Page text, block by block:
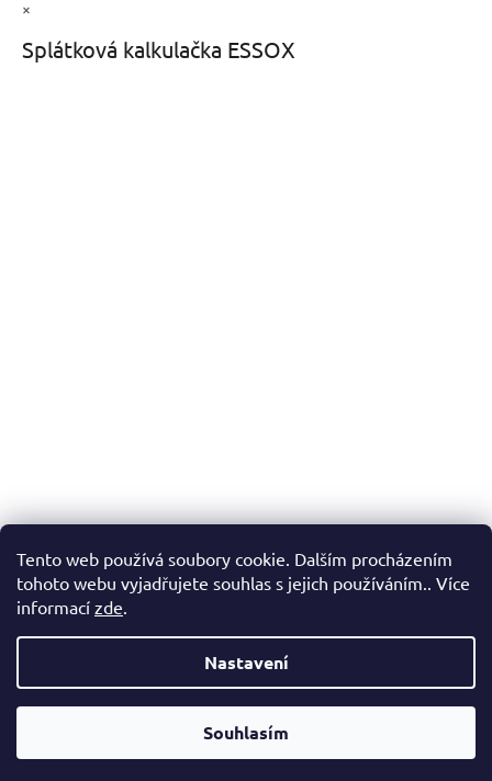
Tento web používá soubory cookie. Dalším procházením
tohoto webu vyjadřujete souhlas s jejich používáním.. Více
informací zde.
Nastavení
Souhlasím
Vážení zákazníci, v případě, že hledáte konkrétní zboží a my jej
nemáme v našem e-shopu, neváhejte nás kontaktovat a my Vám
×
Splátková kalkulačka ESSOX